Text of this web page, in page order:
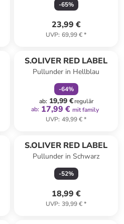
-65%
23,99 €
UVP: 69,99 €*
S.OLIVER RED LABEL
Pullunder in Hellblau
-64%
ab: 19,99 €regulär
ab: 17,99 € mit family
UVP: 49,99 €*
S.OLIVER RED LABEL
Pullunder in Schwarz
-52%
18,99 €
UVP: 39,99 €*